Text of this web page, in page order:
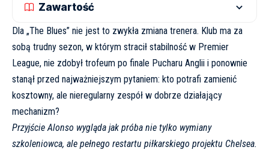
Zawartość
Dla „The Blues” nie jest to zwykła zmiana trenera. Klub ma za
sobą trudny sezon, w którym stracił stabilność w Premier
League, nie zdobył trofeum po finale Pucharu Anglii i ponownie
stanął przed najważniejszym pytaniem: kto potrafi zamienić
kosztowny, ale nieregularny zespół w dobrze działający
mechanizm?
Przyjście Alonso wygląda jak próba nie tylko wymiany
szkoleniowca, ale pełnego restartu piłkarskiego projektu Chelsea.